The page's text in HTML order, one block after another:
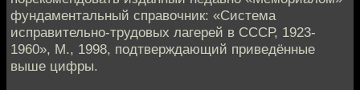
фундаментальный справочник: «Система
исправительно-трудовых лагерей в СССР, 1923-
1960», М., 1998, подтверждающий приведённые
выше цифры.